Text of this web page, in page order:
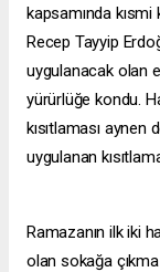
kapsamında
Recep Tayyip
uygulanacak olan
yürürlüğe kondu.
kısıtlaması
uygulanan
Ramazanın ilk iki
olan sokağa